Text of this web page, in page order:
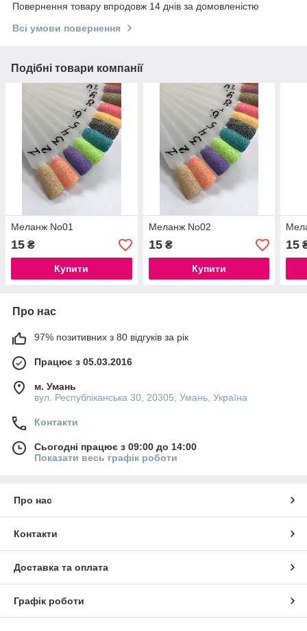
Повернення товару впродовж 14 днів за домовленістю
Всі умови повернення
Подібні товари компанії
Меланж No01
15 ₴
Купити
Меланж No02
15₴
Купити
15
Про нас
97% позитивних з 80 відгуків за рік
Працює з 05.03.2016
м. Умань
вул. Республіканська 30, 20305, Умань, Україна
Контакти
Сьогодні працює з 09:00 до 14:00
Показати весь графік роботи
Про нас
Контакти
Доставка та оплата
Графік роботи